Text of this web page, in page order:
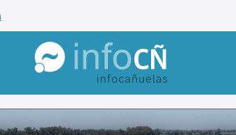
InfoCañuelas